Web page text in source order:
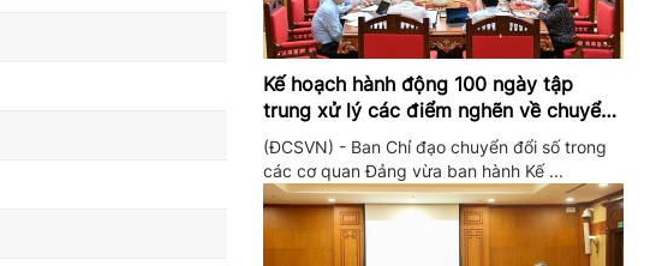
Kế hoạch hành động 100 ngày tập
trung xử lý các điểm nghẽn về chuyển
đổi số trong các cơ quan Đảng
(ĐCSVN) - Ban Chỉ đạo chuyển đổi số trong
các cơ quan Đảng vừa ban hành Kế ...